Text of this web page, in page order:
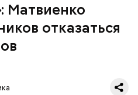
Матвиенко
отказаться